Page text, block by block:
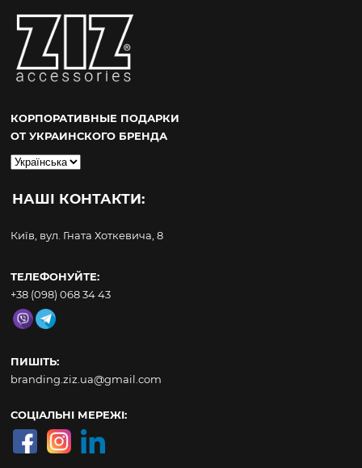
КОРПОРАТИВНЫЕ ПОДАРКИ
ОТ УКРАИНСКОГО БРЕНДА
Вибрати
НАШІ КОНТАКТИ:
Київ, вул. Гната Хоткевича, 8
ТЕЛЕФОНУЙТЕ:
+38 (098) 068 34 43
ПИШІТЬ:
branding.ziz.ua@gmail.com
СОЦІАЛЬНІ МЕРЕЖІ: